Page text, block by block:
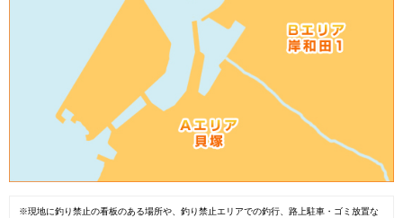
※現地に釣り禁止の看板のある場所や、釣り禁止エリアでの釣行、路上駐車・ゴミ放置な